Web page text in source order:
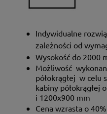
Indywidualne
zależności od
Wysokość do 2000
Możliwość
półokrągłej w celu
kabiny półokrągłej
i 1200x900 mm
Cena wzrasta o 40%